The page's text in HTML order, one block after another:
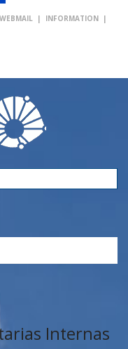
WEBMAIL | INFORMATION |
Internas